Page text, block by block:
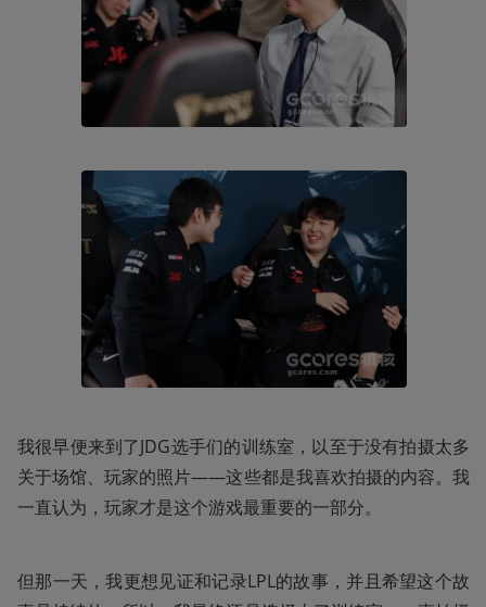
我很早便来到了JDG选手们的训练室，以至于没有拍摄太多
关于场馆、玩家的照片——这些都是我喜欢拍摄的内容。我
一直认为，玩家才是这个游戏最重要的一部分。
但那一天，我更想见证和记录LPL的故事，并且希望这个故